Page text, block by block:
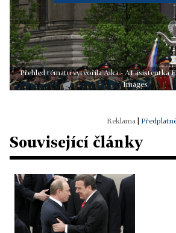
Přehled tématu vytvořila Aika - AI asistentka
Images
Související články